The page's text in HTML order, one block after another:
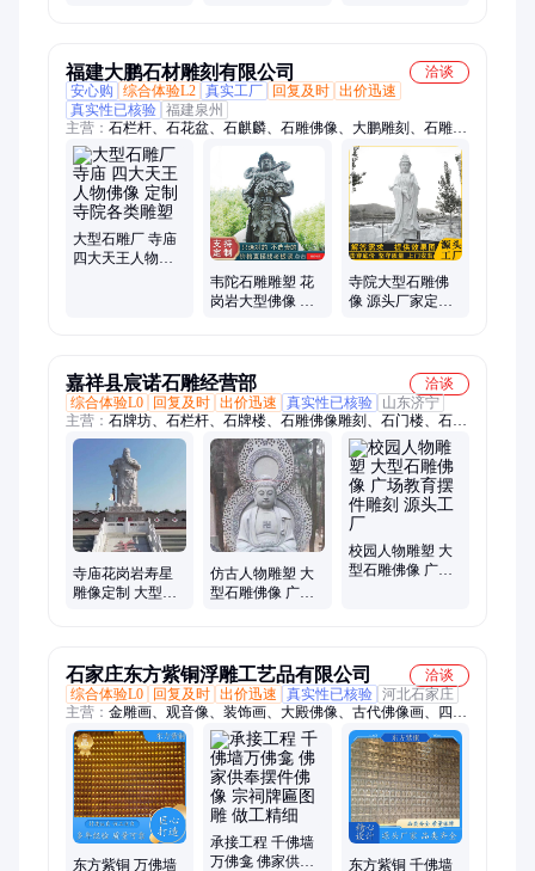
福建大鹏石材雕刻有限公司
洽谈
安心购
综合体验L2 真实工厂 回复及时 出价迅速
真实性已核验 福建泉州
主营： 石栏杆、石花盆、石麒麟、石雕佛像、大鹏雕刻、石雕香
炉、门前石雕、锈石喷泉、浮雕石雕、石材花钵、浮雕壁画、石
材浮雕、石雕大象、石雕麒麟、亭子石雕、广场石雕、四大金
刚、刻字石雕、青石香炉、景观喷泉、金刚神像、石雕狮子、龙
龟雕塑、石雕佛塔、寺庙石雕
大型石雕厂 寺庙
四大天王人物佛
韦陀石雕雕塑 花
岗岩大型佛像 大
寺院大型石雕佛
像 源头厂家定制
嘉祥县宸诺石雕经营部
洽谈
综合体验L0
回复及时 出价迅速 真实性已核验
山东济宁
主营： 石牌坊、石栏杆、石牌楼、石雕佛像雕刻、石门楼、石雕
牌楼、石护栏
寺庙花岗岩寿星
雕像定制 大型石
仿古人物雕塑 大
型石雕佛像 广场
校园人物雕塑 大
型石雕佛像 广场
石家庄东方紫铜浮雕工艺品有限公司
洽谈
综合体验L0
回复及时 出价迅速 真实性已核验 河北石家庄
主营： 金雕画、观音像、装饰画、大殿佛像、古代佛像画、四大
天王佛像、寺庙牌匾、文殊菩萨、紫铜壁画、立体装饰、纯铜浮
雕、紫铜浮雕、红木框铜板、纯铜地球仪、铜浮雕定制、浮雕背
景墙、小屏风定做、壁画工艺品、铜浮雕对联、红木落地屏风、
对联匾额定做、阿弥陀佛接引像、十三鱼黄铜板画、工艺品佛塔
摆件、大号黄铜地球仪
东方紫铜 万佛墙
承接工程 千佛墙
万佛龛 佛家供奉
东方紫铜 千佛墙